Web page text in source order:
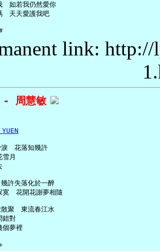
如若我仍然愛你
天天愛護我吧
link:
- 周慧敏
　花落知幾許
月
許失落化於一醉
　花開花謝夢相隨
聚　東流春江水
錯對
夢裡